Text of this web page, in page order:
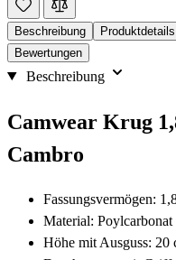
Beschreibung Produktdetails
Bewertungen
Beschreibung
Camwear Krug
Cambro
Fassungsvermögen:
Material: Poylcarbonat
Höhe mit Ausguss: 20